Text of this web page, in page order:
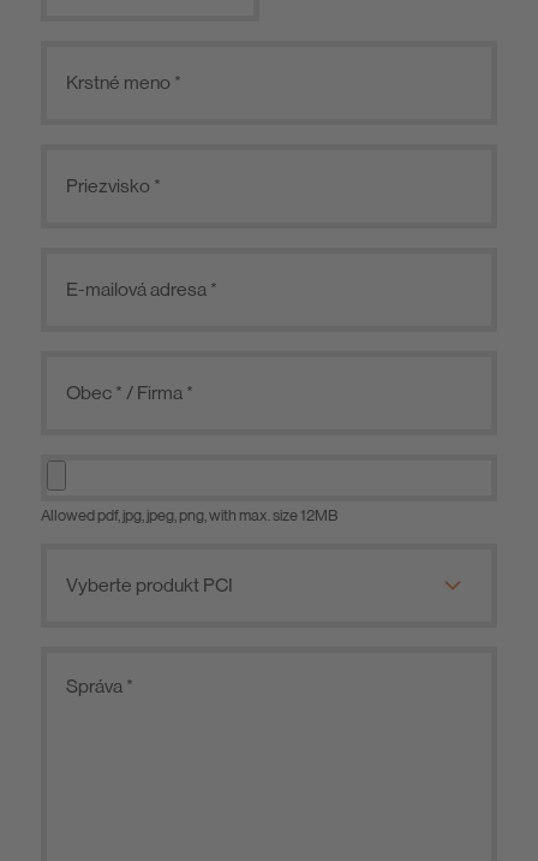
Allowed pdf, jpg, jpeg, png, with max. size 12MB